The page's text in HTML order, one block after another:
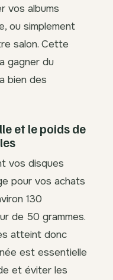
vos albums
ou simplement
salon. Cette
gagner du
bien des
et le poids de
vos disques
pour vos achats
130
de 50 grammes.
atteint donc
est essentielle
et éviter les